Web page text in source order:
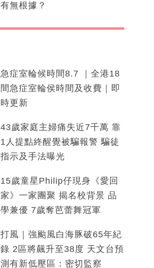
有無根據？
急症室輪候時間8.7 ｜全港18
間急症室輪侯時間及收費｜即
時更新
43歲家庭主婦痛失近7千萬 靠
1人提點終醒覺被騙報警 騙徒
指示及手法曝光
15歲童星Philip仔現身《愛回
家》一家團聚 揭名校背景 品
學兼優 7歲奪芭蕾舞冠軍
打風｜強颱風白海豚破65年紀
錄 2區將飆升至38度 天文台預
測有新低壓區：密切監察